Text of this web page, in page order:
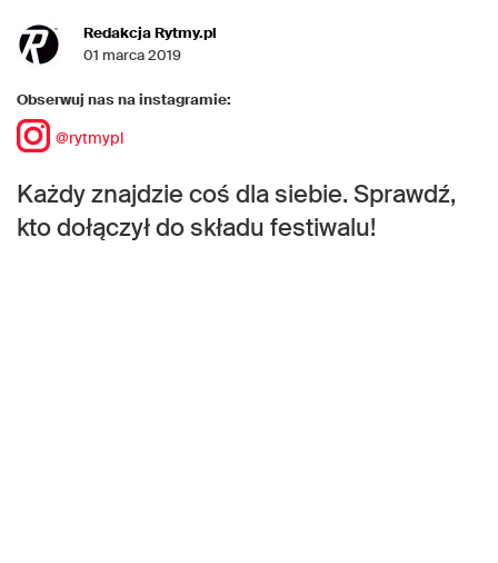
Redakcja Rytmy.pl
01 marca 2019
Obserwuj nas na instagramie:
@rytmypl
Każdy znajdzie coś dla siebie. Sprawdź,
kto dołączył do składu festiwalu!